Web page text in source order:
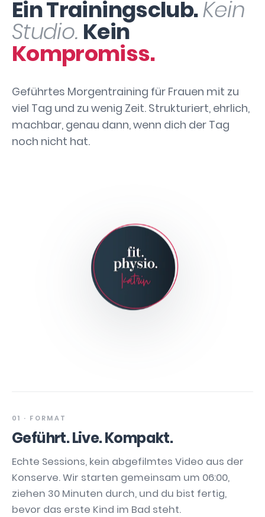
Ein Trainingsclub.Kein
Studio. Kein
Kompromiss.
Geführtes Morgentraining für Frauen mit zu
viel Tag und zu wenig Zeit. Strukturiert, ehrlich,
machbar, genau dann, wenn dich der Tag
noch nicht hat.
01 · FORMAT
Geführt. Live. Kompakt.
Echte Sessions, kein abgefilmtes Video aus der
Konserve. Wir starten gemeinsam um 06:00,
ziehen 30 Minuten durch, und du bist fertig,
bevor das erste Kind im Bad steht.